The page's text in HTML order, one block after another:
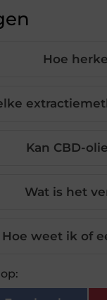
Hoe
Kan CBD-
Wat is het
Hoe weet ik of